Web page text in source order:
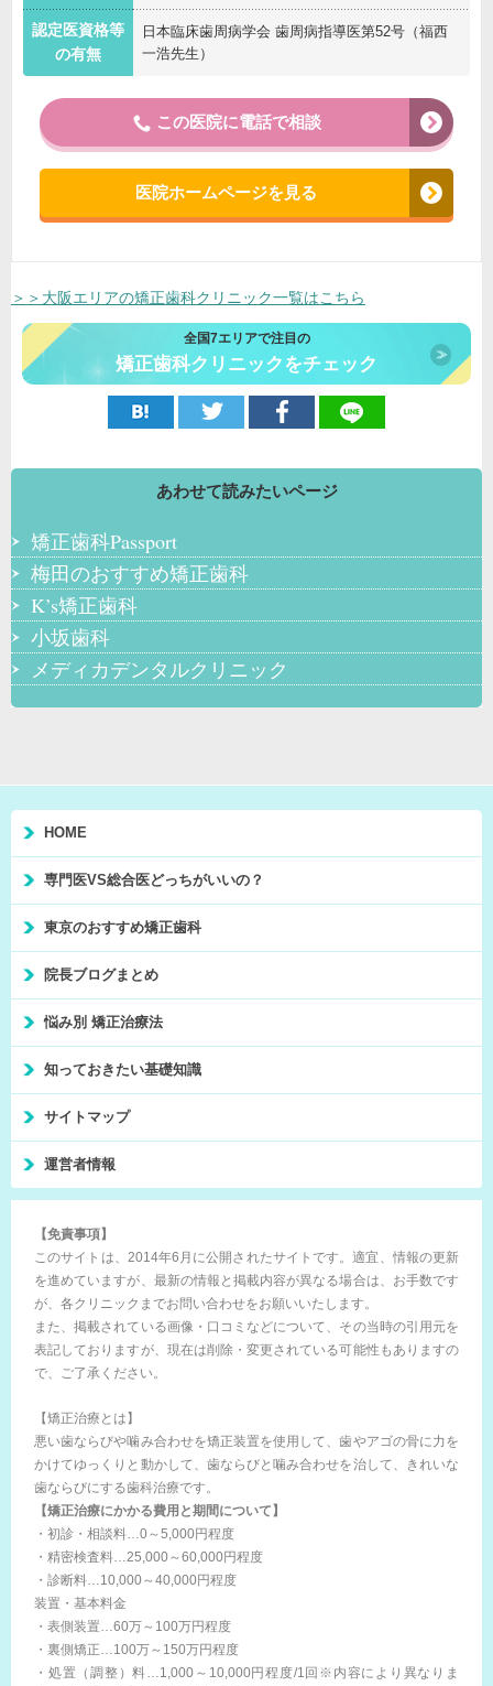
認定医資格等
の有無
日本臨床歯周病学会 歯周病指導医第52号（福西
一浩先生）
この医院に電話で相談
医院ホームページを見る
＞＞大阪エリアの矯正歯科クリニック一覧はこちら
全国7エリアで注目の
矯正歯科クリニックをチェック
あわせて読みたいページ
矯正歯科Passport
梅田のおすすめ矯正歯科
K’s矯正歯科
小坂歯科
メディカデンタルクリニック
HOME
専門医VS総合医どっちがいいの？
東京のおすすめ矯正歯科
院長ブログまとめ
悩み別 矯正治療法
知っておきたい基礎知識
サイトマップ
運営者情報
【免責事項】
このサイトは、2014年6月に公開されたサイトです。適宜、情報の更新
を進めていますが、最新の情報と掲載内容が異なる場合は、お手数です
が、各クリニックまでお問い合わせをお願いいたします。
また、掲載されている画像・口コミなどについて、その当時の引用元を
表記しておりますが、現在は削除・変更されている可能性もありますの
で、ご了承ください。
【矯正治療とは】
悪い歯ならびや噛み合わせを矯正装置を使用して、歯やアゴの骨に力を
かけてゆっくりと動かして、歯ならびと噛み合わせを治して、きれいな
歯ならびにする歯科治療です。
【矯正治療にかかる費用と期間について】
・初診・相談料…0～5,000円程度
・精密検査料…25,000～60,000円程度
・診断料…10,000～40,000円程度
装置・基本料金
・表側装置…60万～100万円程度
・裏側矯正…100万～150万円程度
・処置（調整）料…1,000～10,000円程度/1回※内容により異なりま